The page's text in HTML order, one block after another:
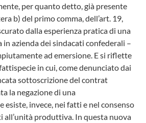
per quanto detto, già presente
b) del primo comma, dell’art. 19,
dalla esperienza pratica di una
in azienda dei sindacati confederali –
ad emersione. E si riflette
in cui, come denunciato dai
sottoscrizione del contrat
la negazione di una
esiste, invece, nei fatti e nel consenso
produttiva. In questa nuova